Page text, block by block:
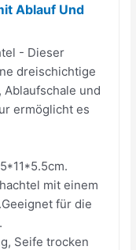
Ablauf Und
- Dieser
dreischichtige
und
ermöglicht es
mit einem
für die
Seife trocken